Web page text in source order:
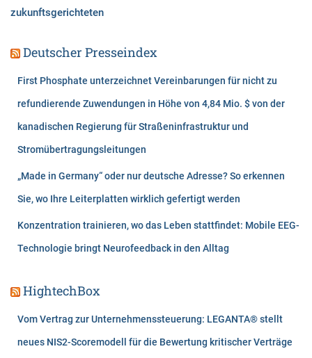
zukunftsgerichteten
Deutscher Presseindex
First Phosphate unterzeichnet Vereinbarungen für nicht zu
refundierende Zuwendungen in Höhe von 4,84 Mio. $ von der
kanadischen Regierung für Straßeninfrastruktur und
Stromübertragungsleitungen
„Made in Germany“ oder nur deutsche Adresse? So erkennen
Sie, wo Ihre Leiterplatten wirklich gefertigt werden
Konzentration trainieren, wo das Leben stattfindet: Mobile EEG-
Technologie bringt Neurofeedback in den Alltag
HightechBox
Vom Vertrag zur Unternehmenssteuerung: LEGANTA® stellt
neues NIS2-Scoremodell für die Bewertung kritischer Verträge